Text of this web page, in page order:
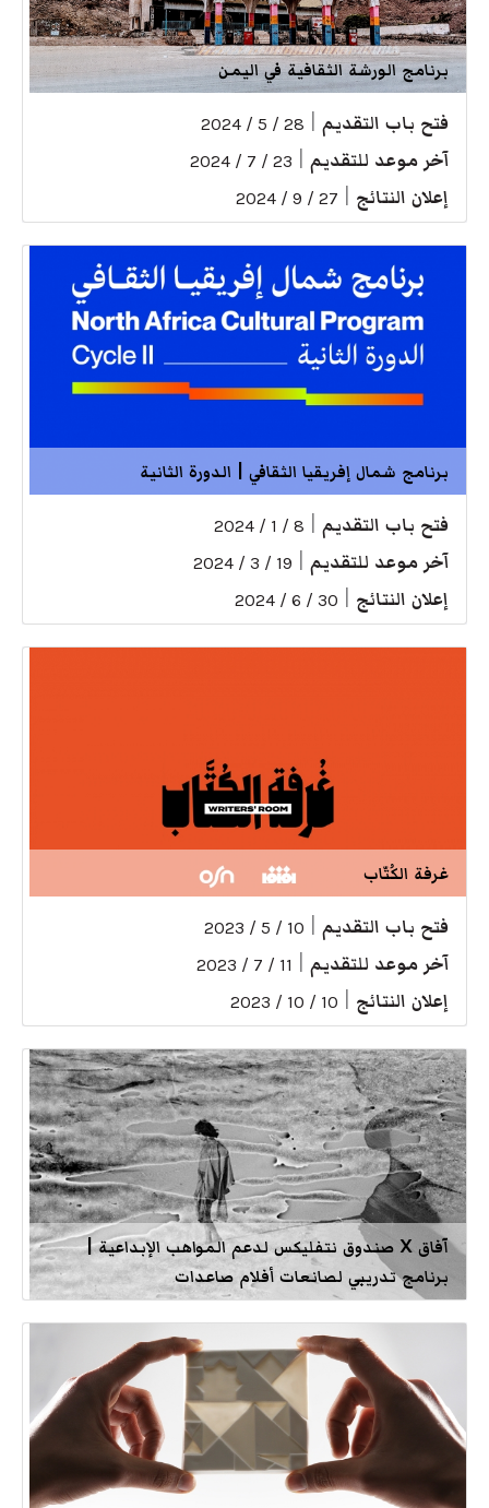
برنامج الورشة الثقافية في اليمن
فتح باب التقديم 28 / 5 / 2024
آخر موعد للتقديم 23 / 7 / 2024
إعلان النتائج 27 / 9 / 2024
برنامج شمال إفريقيا الثقافي | الدورة الثانية
فتح باب التقديم 8 / 1 / 2024
آخر موعد للتقديم 19 / 3 / 2024
إعلان النتائج 30 / 6 / 2024
غرفة الكُتّاب
فتح باب التقديم 10 / 5 / 2023
آخر موعد للتقديم 11 / 7 / 2023
إعلان النتائج 10 / 10 / 2023
آفاق X صندوق نتفليكس لدعم المواهب الإبداعية |
برنامج تدريبي لصانعات أفلام صاعدات